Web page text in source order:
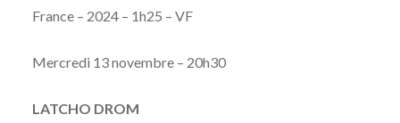
France – 2024 – 1h25 – VF
Mercredi 13 novembre – 20h30
LATCHO DROM